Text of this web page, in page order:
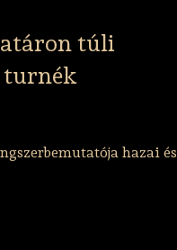
túli
turnék
hazai és